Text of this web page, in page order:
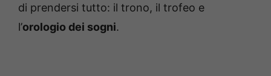
di prendersi tutto: il trono, il trofeo e
l’orologio dei sogni.